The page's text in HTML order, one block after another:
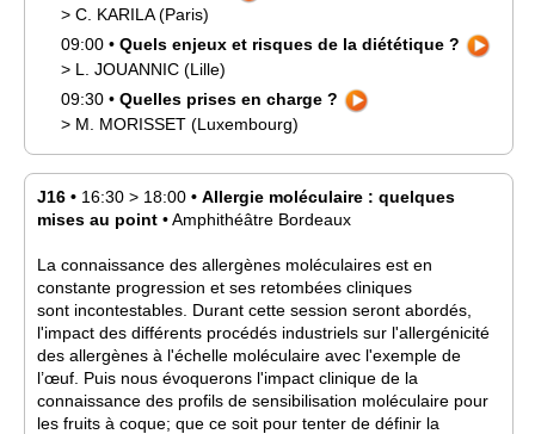
> C. KARILA(Paris)
09:00 • Quels enjeux et risques de la diététique ?
> L. JOUANNIC (Lille)
09:30 • Quelles prises en charge ?
> M. MORISSET (Luxembourg)
J16 • 16:30 > 18:00 • Allergie moléculaire : quelques
mises au point •Amphithéâtre Bordeaux
La connaissance des allergènes moléculaires est en
constante progression et ses retombées cliniques
sont incontestables. Durant cette session seront abordés,
l'impact des différents procédés industriels sur l'allergénicité
des allergènes à l'échelle moléculaire avec l'exemple de
l’œuf. Puis nous évoquerons l'impact clinique de la
connaissance des profils de sensibilisation moléculaire pour
les fruits à coque; que ce soit pour tenter de définir la